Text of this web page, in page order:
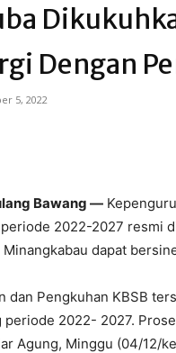
Dengan
5, 2022
Bawang —
2022-2027 resmi
dapat
dan Pengkuhan KBSB
periode 2022- 2027.
Agung, Minggu (04/12/